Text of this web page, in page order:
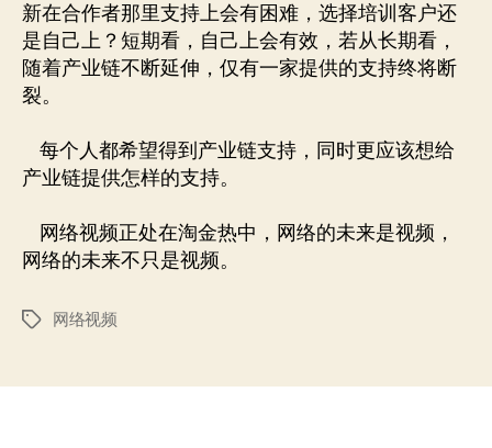
新在合作者那里支持上会有困难，选择培训客户还
是自己上？短期看，自己上会有效，若从长期看，
随着产业链不断延伸，仅有一家提供的支持终将断
裂。
每个人都希望得到产业链支持，同时更应该想给
产业链提供怎样的支持。
网络视频正处在淘金热中，网络的未来是视频，
网络的未来不只是视频。
标
网络视频